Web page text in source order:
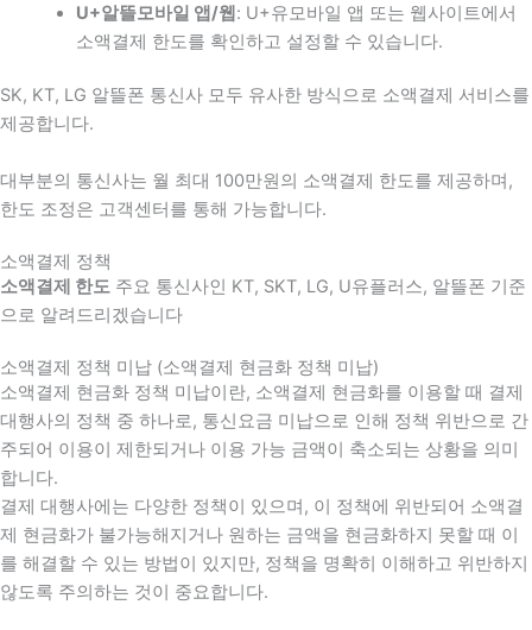
U+알뜰모바일 앱/웹 : U+유모바일 앱 또는 웹사이트에서
소액결제 한도를 확인하고 설정할 수 있습니다.
SK, KT, LG 알뜰폰 통신사 모두 유사한 방식으로 소액결제 서비스를
제공합니다.
대부분의 통신사는 월 최대 100만원의 소액결제 한도를 제공하며,
한도 조정은 고객센터를 통해 가능합니다.
소액결제 정책
소액결제 한도 주요 통신사인 KT, SKT, LG, U유플러스, 알뜰폰 기준
으로 알려드리겠습니다
소액결제 정책 미납 (소액결제 현금화 정책 미납)
소액결제 현금화 정책 미납이란, 소액결제 현금화를 이용할 때 결제
대행사의 정책 중 하나로, 통신요금 미납으로 인해 정책 위반으로 간
주되어 이용이 제한되거나 이용 가능 금액이 축소되는 상황을 의미
합니다.
결제 대행사에는 다양한 정책이 있으며, 이 정책에 위반되어 소액결
제 현금화가 불가능해지거나 원하는 금액을 현금화하지 못할 때 이
를 해결할 수 있는 방법이 있지만, 정책을 명확히 이해하고 위반하지
않도록 주의하는 것이 중요합니다.